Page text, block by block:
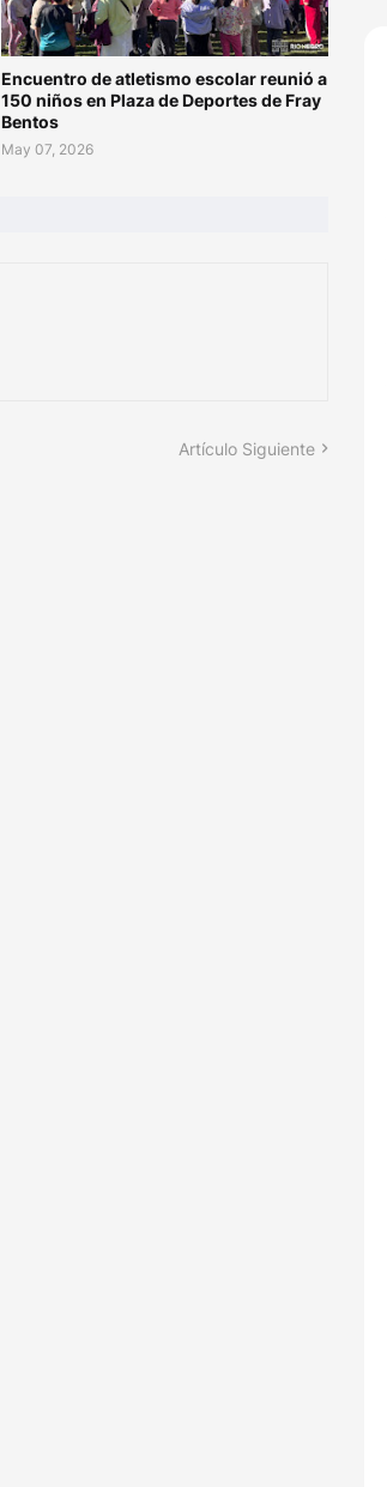
Encuentro de atletismo escolar reunió a
150 niños en Plaza de Deportes de Fray
Bentos
May 07, 2026
Artículo Siguiente